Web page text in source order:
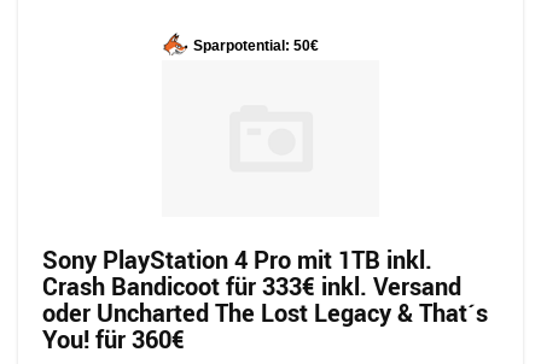
Sparpotential: 50€
Sony PlayStation 4 Pro mit 1TB inkl.
Crash Bandicoot für 333€ inkl. Versand
oder Uncharted The Lost Legacy & That´s
You! für 360€